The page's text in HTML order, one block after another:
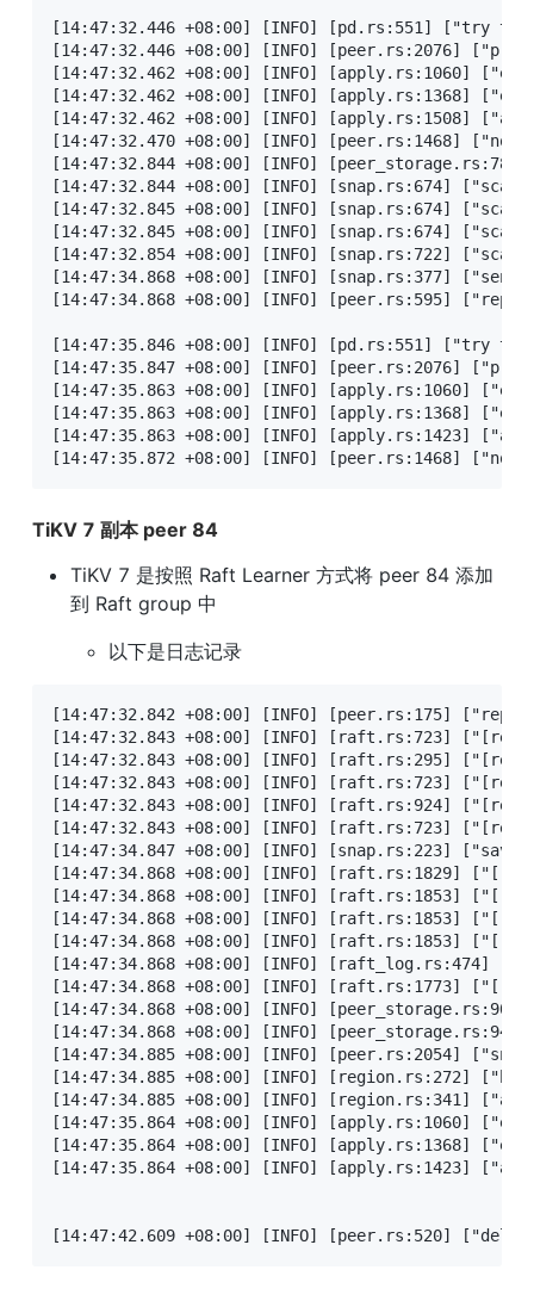
[14:47:32.446 +08:00] [INFO] [pd.rs:551] ["try to
[14:47:32.446 +08:00] [INFO] [peer.rs:2076]
[14:47:32.462 +08:00] [INFO] [apply.rs:1060]
[14:47:32.462 +08:00] [INFO] [apply.rs:1368]
[14:47:32.462 +08:00] [INFO] [apply.rs:1508]
[14:47:32.470 +08:00] [INFO] [peer.rs:1468]
[14:47:32.844 +08:00] [INFO]
[14:47:32.844 +08:00] [INFO] [snap.rs:674]
[14:47:32.845 +08:00] [INFO] [snap.rs:674]
[14:47:32.845 +08:00] [INFO] [snap.rs:674]
[14:47:32.854 +08:00] [INFO] [snap.rs:722] ["scan
[14:47:34.868 +08:00] [INFO] [snap.rs:377] ["sent
[14:47:34.868 +08:00] [INFO] [peer.rs:595]
[14:47:35.846 +08:00] [INFO] [pd.rs:551] ["try to
[14:47:35.847 +08:00] [INFO] [peer.rs:2076]
[14:47:35.863 +08:00] [INFO] [apply.rs:1060]
[14:47:35.863 +08:00] [INFO] [apply.rs:1368]
[14:47:35.863 +08:00] [INFO] [apply.rs:1423]
[14:47:35.872 +08:00] [INFO] [peer.rs:1468]
TiKV 7 副本 peer 84
TiKV 7 是按照 Raft Learner 方式将 peer 84 添加
到 Raft group 中
以下是日志记录
[14:47:32.842 +08:00] [INFO] [peer.rs:175]
[14:47:32.843 +08:00] [INFO] [raft.rs:723]
[14:47:32.843 +08:00] [INFO] [raft.rs:295]
[14:47:32.843 +08:00] [INFO] [raft.rs:723]
[14:47:32.843 +08:00] [INFO] [raft.rs:924]
[14:47:32.843 +08:00] [INFO] [raft.rs:723]
[14:47:34.847 +08:00] [INFO] [snap.rs:223]
[14:47:34.868 +08:00] [INFO] [raft.rs:1829]
[14:47:34.868 +08:00] [INFO] [raft.rs:1853]
[14:47:34.868 +08:00] [INFO] [raft.rs:1853]
[14:47:34.868 +08:00] [INFO] [raft.rs:1853]
[14:47:34.868 +08:00] [INFO] [raft_log.rs:474]
[14:47:34.868 +08:00] [INFO] [raft.rs:1773]
[14:47:34.868 +08:00] [INFO]
[14:47:34.868 +08:00] [INFO]
[14:47:34.885 +08:00] [INFO] [peer.rs:2054]
[14:47:34.885 +08:00] [INFO] [region.rs:272]
[14:47:34.885 +08:00] [INFO] [region.rs:341]
[14:47:35.864 +08:00] [INFO] [apply.rs:1060]
[14:47:35.864 +08:00] [INFO] [apply.rs:1368]
[14:47:35.864 +08:00] [INFO] [apply.rs:1423]
[14:47:42.609 +08:00] [INFO] [peer.rs:520]